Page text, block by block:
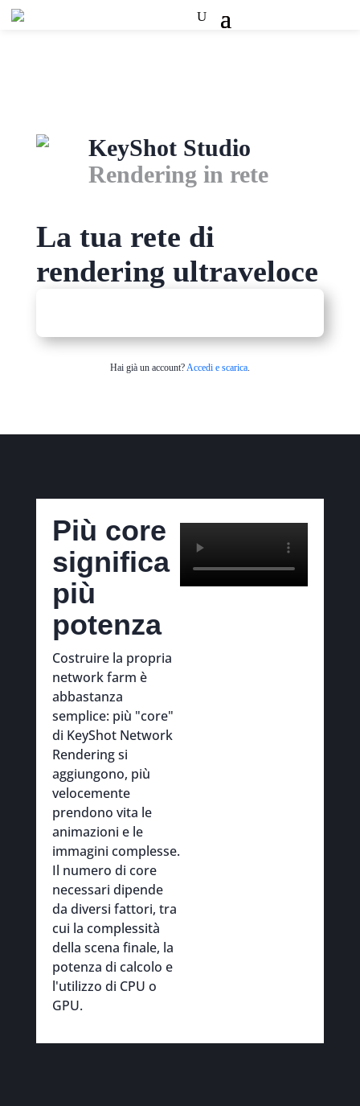
KeyShot Studio
Rendering in rete
La tua rete di
rendering ultraveloce
Hai già un account?Accedi e scarica.
Più core
significa
più
potenza
Costruire la propria
network farm è
abbastanza
semplice: più "core"
di KeyShot Network
Rendering si
aggiungono, più
velocemente
prendono vita le
animazioni e le
immagini complesse.
Il numero di core
necessari dipende
da diversi fattori, tra
cui la complessità
della scena finale, la
potenza di calcolo e
l'utilizzo di CPU o
GPU.